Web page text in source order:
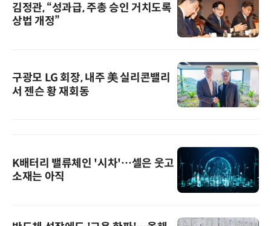
김정관, “성과급, 주총 승인 거치도록
상법 개정”
구광모 LG 회장, 내주 美 실리콘밸리
서 젠슨 황 재회동
K배터리 밸류체인 '시차'…셀은 웃고
소재는 아직